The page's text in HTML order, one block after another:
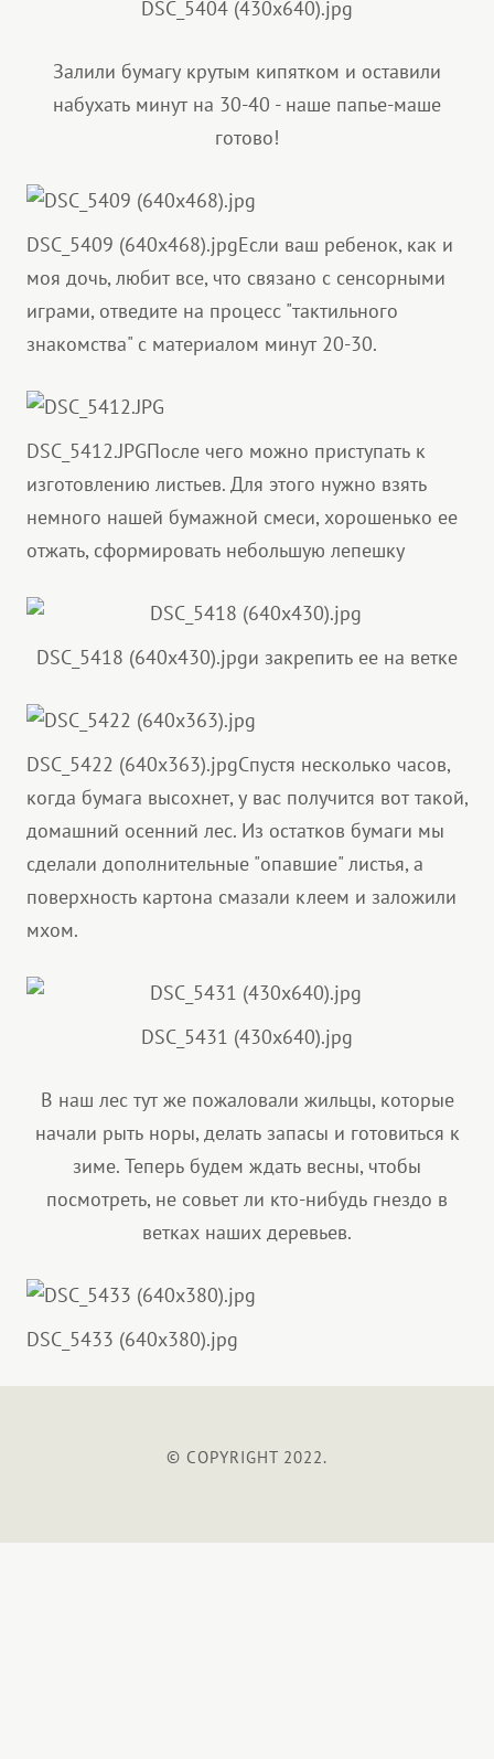
DSC_5404 (430x640).jpg
Залили бумагу крутым кипятком и оставили
набухать минут на 30-40 - наше папье-маше
готово!
DSC_5409 (640x468).jpgЕсли ваш ребенок, как и
моя дочь, любит все, что связано с сенсорными
играми, отведите на процесс "тактильного
знакомства" с материалом минут 20-30.
DSC_5412.JPGПосле чего можно приступать к
изготовлению листьев. Для этого нужно взять
немного нашей бумажной смеси, хорошенько ее
отжать, сформировать небольшую лепешку
DSC_5418 (640x430).jpgи закрепить ее на ветке
DSC_5422 (640x363).jpgСпустя несколько часов,
когда бумага высохнет, у вас получится вот такой,
домашний осенний лес. Из остатков бумаги мы
сделали дополнительные "опавшие" листья, а
поверхность картона смазали клеем и заложили
мхом.
DSC_5431 (430x640).jpg
В наш лес тут же пожаловали жильцы, которые
начали рыть норы, делать запасы и готовиться к
зиме. Теперь будем ждать весны, чтобы
посмотреть, не совьет ли кто-нибудь гнездо в
ветках наших деревьев.
DSC_5433 (640x380).jpg
© COPYRIGHT 2022.